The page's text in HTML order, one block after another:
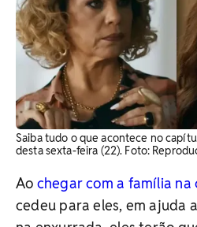
Saiba tudo o que acontece no
desta sexta-feira (22). Foto:
Ao chegar com a família na
cedeu para eles, em ajuda